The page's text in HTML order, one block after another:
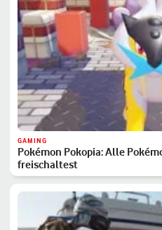
GAMING
Pokémon Pokopia: Alle
freischaltest